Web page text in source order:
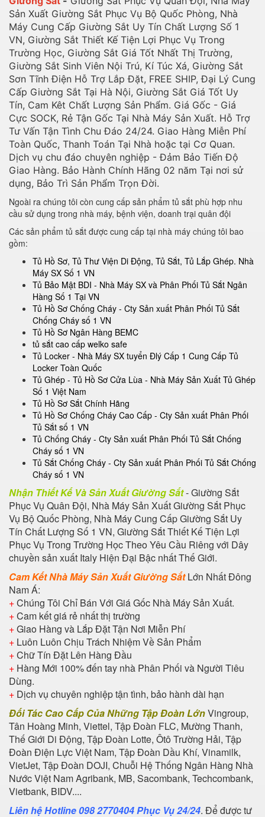
Sản Xuất Giường Sắt Phục Vụ Bộ Quốc Phòng, Nhà
Máy Cung Cấp Giường Sắt Uy Tín Chất Lượng Số 1
VN, Giường Sắt Thiết Kế Tiện Lợi Phục Vụ Trong
Trường Học, Giường Sắt Giá Tốt Nhất Thị Trường,
Giường Sắt Sinh Viên Nội Trú, Kí Túc Xá, Giường Sắt
Sơn Tĩnh Điện Hỗ Trợ Lắp Đặt, FREE SHIP, Đại Lý Cung
Cấp Giường Sắt Tại Hà Nội, Giường Sắt Giá Tốt Uy
Tín, Cam Kêt Chất Lượng Sản Phẩm. Giá Gốc - Giá
Cực SOCK, Rẻ Tận Gốc Tại Nhà Máy Sản Xuất. Hỗ Trợ
Tư Vấn Tận Tình Chu Đáo 24/24. Giao Hàng Miễn Phí
Toàn Quốc, Thanh Toán Tại Nhà hoặc tại Cơ Quan.
Dịch vụ chu đáo chuyên nghiệp - Đảm Bảo Tiến Độ
Giao Hàng. Bảo Hành Chính Hãng 02 năm Tại nơi sử
dụng, Bảo Trì Sản Phẩm Trọn Đời.
Ngoài ra chúng tôi còn cung cấp sản phẩm tủ sắt phù hợp nhu
cầu sử dụng trong nhà máy, bệnh viện, doanh trại quân đội
Các sản phẩm tủ sắt được cung cấp tại nhà máy chúng tôi bao
gồm:
Tủ Hồ Sơ, Tủ Thư Viện Di Động, Tủ Sắt, Tủ Lắp Ghép. Nhà
Máy SX Số 1 VN
Tủ Bảo Mật BDI - Nhà Máy SX và Phân Phối Tủ Sắt Ngân
Hàng Số 1 Tại VN
Tủ Hồ Sơ Chống Cháy - Cty Sản xuất Phân Phối Tủ Sắt
Chống Cháy số 1 VN
Tủ Hồ Sơ Ngân Hàng BEMC
tủ sắt cao cấp welko safe
Tủ Locker - Nhà Máy SX tuyển Đlý Cấp 1 Cung Cấp Tủ
Locker Toàn Quốc
Tủ Ghép - Tủ Hồ Sơ Cửa Lùa - Nhà Máy Sản Xuất Tủ Ghép
Số 1 Việt Nam
Tủ Hồ Sơ Sắt Chính Hãng
Tủ Hồ Sơ Chống Cháy Cao Cấp - Cty Sản xuất Phân Phối
Tủ Sắt số 1 VN
Tủ Chống Cháy - Cty Sản xuất Phân Phối Tủ Sắt Chống
Cháy số 1 VN
Tủ Sắt Chống Cháy - Cty Sản xuất Phân Phối Tủ Sắt Chống
Cháy số 1 VN
Nhận Thiết Kế Và Sản Xuất Giường Sắt- Giường Sắt
Phục Vụ Quân Đội, Nhà Máy Sản Xuất Giường Sắt Phục
Vụ Bộ Quốc Phòng, Nhà Máy Cung Cấp Giường Sắt Uy
Tín Chất Lượng Số 1 VN, Giường Sắt Thiết Kế Tiện Lợi
Phục Vụ Trong Trường Học Theo Yêu Cầu Riêng với Dây
chuyền sản xuất Italy Hiện Đại Bậc nhất Thế Giới.
Cam Kết Nhà Máy Sản Xuất Giường SắtLớn Nhất Đông
Nam Á:
+Chúng Tôi Chỉ Bán Với Giá Gốc Nhà Máy Sản Xuất.
+Cam kết giá rẻ nhất thị trường
+Giao Hàng và Lắp Đặt Tận Nơi Miễn Phí
+ Luôn Luôn Chịu Trách Nhiệm Về Sản Phẩm
+Chữ Tín Đặt Lên Hàng Đầu
+ Hàng Mới 100% đến tay nhà Phân Phối và Người Tiêu
Dùng.
+ Dịch vụ chuyên nghiệp tận tình, bảo hành dài hạn
Đối Tác Cao Cấp Của Những Tập Đoàn LớnVingroup,
Tân Hoàng Minh, Viettel, Tập Đoàn FLC, Mường Thanh,
Thế Giới Di Động, Tập Đoàn Lotte, Ôtô Trường Hải, Tập
Đoàn Điện Lực Việt Nam, Tập Đoàn Dầu Khí, Vinamilk,
VietJet, Tập Đoàn DOJI, Chuỗi Hệ Thống Ngân Hàng Nhà
Nước Việt Nam Agribank, MB, Sacombank, Techcombank,
Vietbank, BIDV....
Liên hệ Hotline 098 2770404 Phục Vụ 24/24. Để được tư